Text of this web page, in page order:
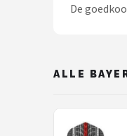
ABC Darts
Harrows
De
ALLE